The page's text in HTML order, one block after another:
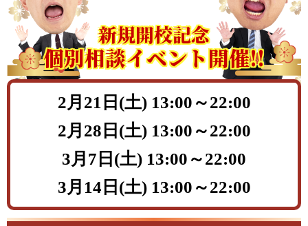
新規開校記念
個別相談イベント開催!!
2月21日(土) 13:00～22:00
2月28日(土) 13:00～22:00
3月7日(土) 13:00～22:00
3月14日(土) 13:00～22:00